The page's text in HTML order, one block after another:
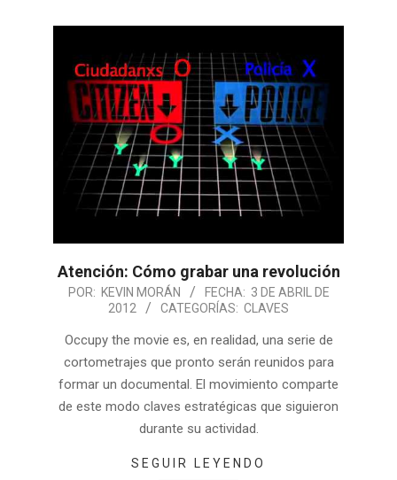
Atención: Cómo grabar una revolución
POR: KEVIN MORÁN FECHA: 3 DE ABRIL DE
2012
CATEGORÍAS: CLAVES
Occupy the movie es, en realidad, una serie de
cortometrajes que pronto serán reunidos para
formar un documental. El movimiento comparte
de este modo claves estratégicas que siguieron
durante su actividad.
SEGUIR LEYENDO